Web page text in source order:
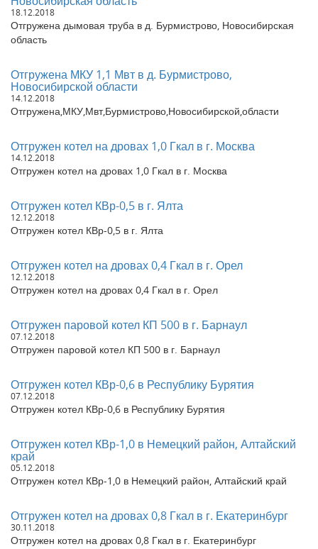
Отгружены модули-вставки с технологическим
оборудованием для модульной котельной 7,5 МВт в г. Кызыл
Отгружен котел 400 кВт в г. Владивосток
Отгружен газовый парогенератор 500 кг в час в г. Хабаровск
Отгружен котел угольный 0,5 Гкал в г. Белогорск
18.12.2018
Отгружена дымовая труба в д. Бурмистрово, Новосибирская
область
Отгружена МКУ 1,1 Мвт в д. Бурмистрово,
Новосибирской области
14.12.2018
Отгружена,МКУ,Мвт,Бурмистрово,Новосибирской,области
Отгружен котел на дровах 1,0 Гкал в г. Москва
14.12.2018
Отгружен котел на дровах 1,0 Гкал в г. Москва
Отгружен котел КВр-0,5 в г. Ялта
12.12.2018
Отгружен котел КВр-0,5 в г. Ялта
Отгружен котел на дровах 0,4 Гкал в г. Орел
12.12.2018
Отгружен котел на дровах 0,4 Гкал в г. Орел
Отгружен паровой котел КП 500 в г. Барнаул
07.12.2018
Отгружен паровой котел КП 500 в г. Барнаул
Отгружен котел КВр-0,6 в Республику Бурятия
07.12.2018
Отгружен котел КВр-0,6 в Республику Бурятия
Отгружен котел КВр-1,0 в Немецкий район, Алтайский
край
05.12.2018
Отгружен котел КВр-1,0 в Немецкий район, Алтайский край
Отгружен котел на дровах 0,8 Гкал в г. Екатеринбург
30.11.2018
Отгружен котел на дровах 0,8 Гкал в г. Екатеринбург